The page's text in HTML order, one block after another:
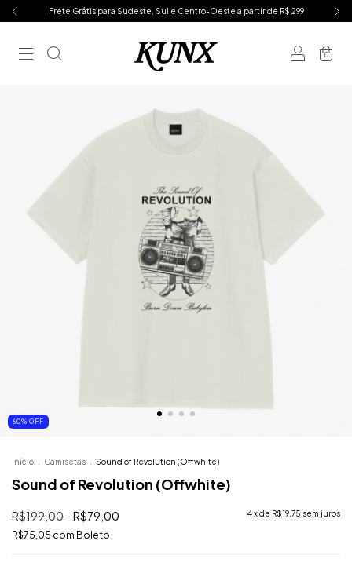
Frete Grátis para Sudeste, Sul e Centro-Oeste a partir de R$ 299
0
60% OFF
Início Camisetas Sound of Revolution (Offwhite)
Sound of Revolution (Offwhite)
R$199,00 R$79,00 4x de R$19,75 sem juros
R$75,05 com Boleto